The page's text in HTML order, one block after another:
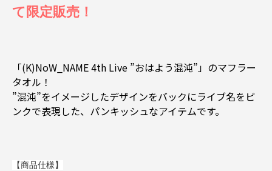
て限定販売！
「(K)NoW_NAME 4th Live ”おはよう混沌”」のマフラー
タオル！
”混沌”をイメージしたデザインをバックにライブ名をピ
ンクで表現した、パンキッシュなアイテムです。
【商品仕様】